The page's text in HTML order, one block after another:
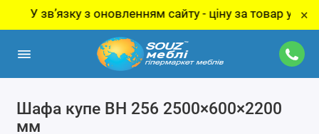
з оновленням сайту - ціну за товар уточнюйте у
×
Шафа купе ВН 256 2500×600×2200
мм